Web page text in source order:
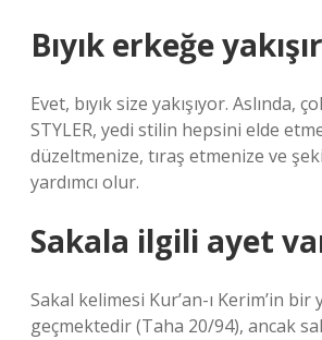
Bıyık erkeğe
Evet, bıyık size yakışıyor. Aslında,
STYLER, yedi stilin hepsini elde
düzeltmenize, tıraş etmenize ve
yardımcı olur.
Sakala ilgili ayet
Sakal kelimesi Kur’an-ı Kerim’in bir
geçmektedir (Taha 20/94), ancak